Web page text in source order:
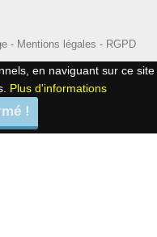
- Mentions légales - RGPD
en naviguant sur ce site
Plus d'informations